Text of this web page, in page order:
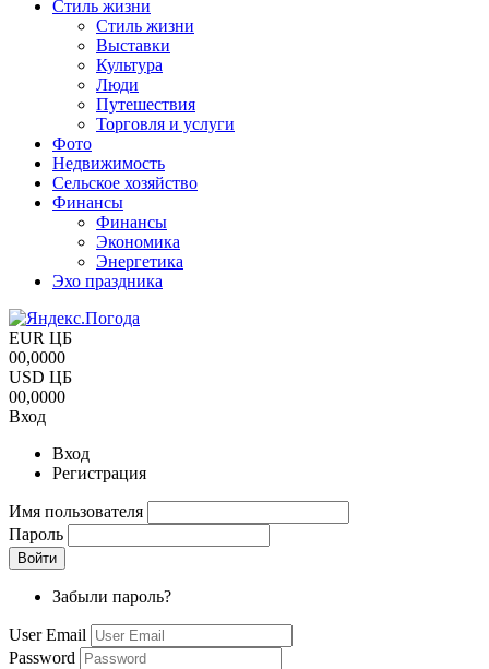
Стиль жизни
Стиль жизни
Выставки
Культура
Люди
Путешествия
Торговля и услуги
Фото
Недвижимость
Сельское хозяйство
Финансы
Финансы
Экономика
Энергетика
Эхо праздника
EUR ЦБ
00,0000
USD ЦБ
00,0000
Вход
Вход
Регистрация
Имя пользователя
Пароль
Забыли пароль?
User Email
Password